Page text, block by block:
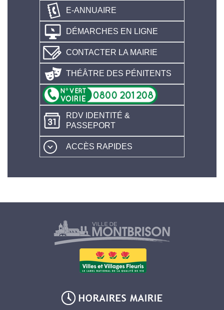
E-ANNUAIRE
DÉMARCHES EN LIGNE
CONTACTER LA MAIRIE
THÉÂTRE DES PÉNITENTS
RDV IDENTITÉ &
PASSEPORT
ACCÈS RAPIDES